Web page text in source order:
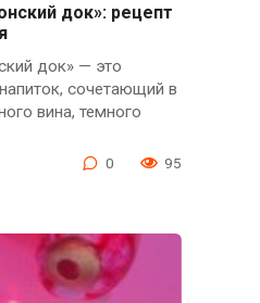
док»: рецепт
док» — это
сочетающий в
вина, темного
0 95